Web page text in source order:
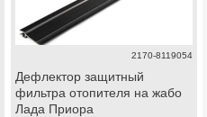
2170-8119054
Дефлектор защитный
фильтра отопителя на жабо
Лада Приора